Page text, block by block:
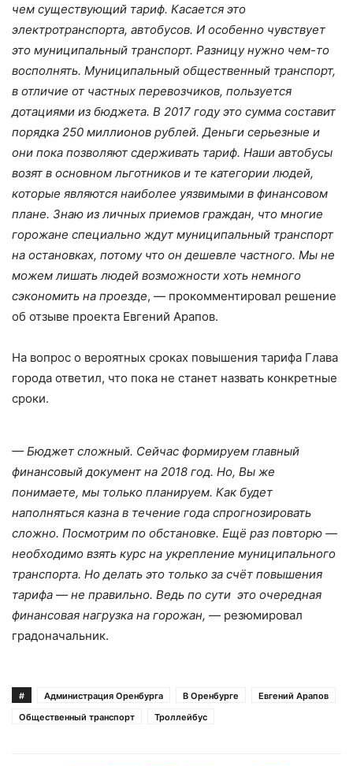
чем существующий тариф. Касается это
электротранспорта, автобусов. И особенно чувствует
это муниципальный транспорт. Разницу нужно чем-то
восполнять. Муниципальный общественный транспорт,
в отличие от частных перевозчиков, пользуется
дотациями из бюджета. В 2017 году это сумма составит
порядка 250 миллионов рублей. Деньги серьезные и
они пока позволяют сдерживать тариф. Наши автобусы
возят в основном льготников и те категории людей,
которые являются наиболее уязвимыми в финансовом
плане. Знаю из личных приемов граждан, что многие
горожане специально ждут муниципальный транспорт
на остановках, потому что он дешевле частного. Мы не
можем лишать людей возможности хоть немного
сэкономить на проезде, — прокомментировал решение
об отзыве проекта Евгений Арапов.
На вопрос о вероятных сроках повышения тарифа Глава
города ответил, что пока не станет назвать конкретные
сроки.
— Бюджет сложный. Сейчас формируем главный
финансовый документ на 2018 год. Но, Вы же
понимаете, мы только планируем. Как будет
наполняться казна в течение года спрогнозировать
сложно. Посмотрим по обстановке. Ещё раз повторю —
необходимо взять курс на укрепление муниципального
транспорта. Но делать это только за счёт повышения
тарифа — не правильно. Ведь по сути это очередная
финансовая нагрузка на горожан, — резюмировал
градоначальник.
# Администрация Оренбурга В Оренбурге
Евгений Арапов
Общественный транспорт
Троллейбус